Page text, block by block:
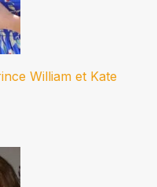
William et Kate